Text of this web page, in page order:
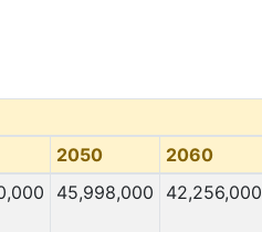
2050
2060
45,998,000 42,256,000